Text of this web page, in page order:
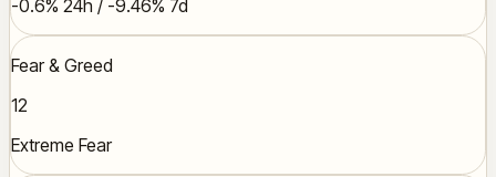
-0.6% 24h / -9.46% 7d
Fear & Greed
12
Extreme Fear